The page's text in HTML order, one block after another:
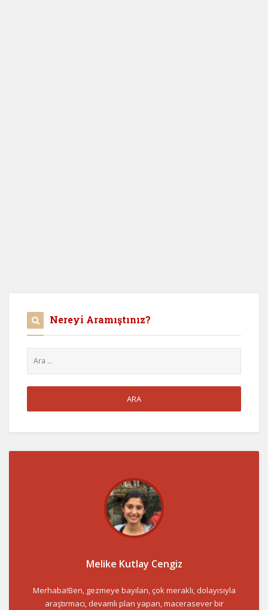
Nereyi Aramıştınız?
Melike Kutlay Cengiz
Merhaba!Ben, gezmeye bayılan, çok meraklı, dolayısıyla
araştırmacı, devamlı plan yapan, macerasever bir